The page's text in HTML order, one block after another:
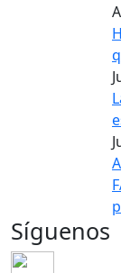
Síguenos